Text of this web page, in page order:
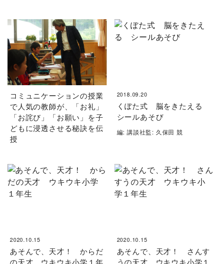
コミュニケーションの授業
で人気の教師が、「お礼」
「お詫び」「お願い」を子
どもに浸透させる秘訣を伝
授
2018.09.20
くぼた式 脳をきたえる
シールあそび
編: 講談社監: 久保田 競
2020.10.15
あそんで、天才！ からだ
の天才 ウキウキ小学１年
2020.10.15
あそんで、天才！ さんす
うの天才 ウキウキ小学１